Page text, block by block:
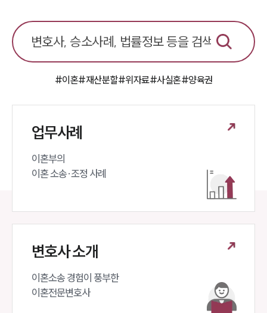
#이혼#재산분할#위자료#사실혼#양육권
업무사례
이혼부의
이혼 소송·조정 사례
변호사 소개
이혼소송 경험이 풍부한
이혼전문변호사